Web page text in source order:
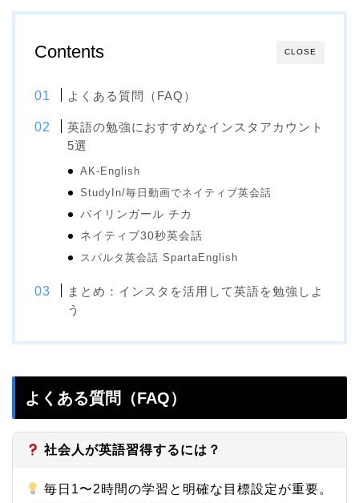
CLOSE
Contents
よくある質問（FAQ）
英語の勉強におすすめなインスタアカウント
5選
AK-English
StudyIn/毎日動画でネイティブ英会話
バイリンガール チカ
ネイティブ30秒英会話
スパルタ英会話 SpartaEnglish
まとめ：インスタを活用して英語を勉強しよ
う
よくある質問（FAQ）
社会人が英語習得するには？
毎日1〜2時間の学習と明確な目標設定が重要。